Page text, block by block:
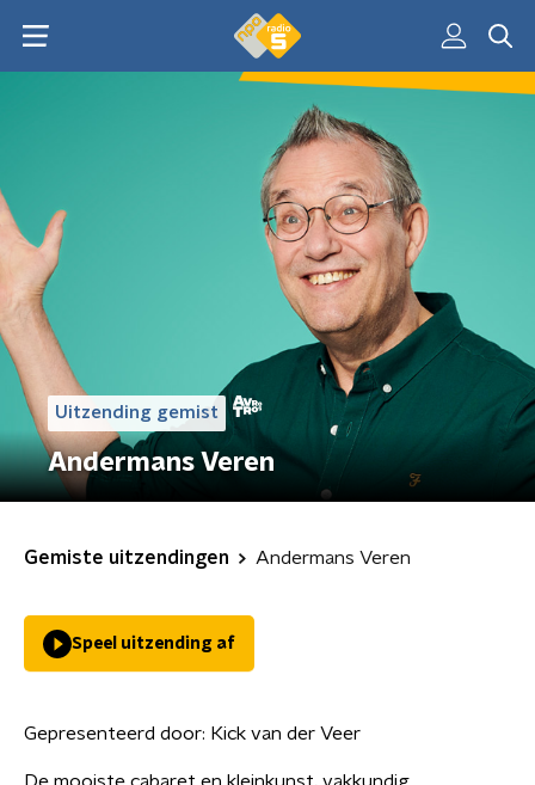
Uitzending gemist
Andermans Veren
Gemiste uitzendingen Andermans Veren
Speel uitzending af
Gepresenteerd door: Kick van der Veer